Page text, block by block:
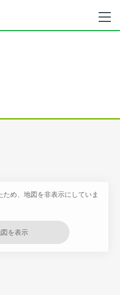
め、地図を非表示にしていま
を表示